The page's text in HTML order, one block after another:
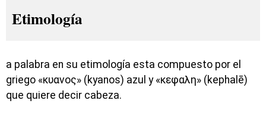
Etimología
a palabra en su etimología esta compuesto por el
griego «κυανος» (kyanos) azul y «κεφαλη» (kephalē)
que quiere decir cabeza.